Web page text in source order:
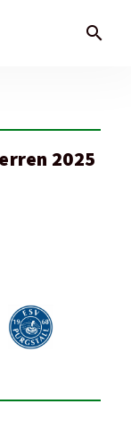
search
2025